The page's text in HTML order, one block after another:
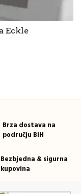
Eckle
Brza dostava na
području BiH
Bezbjedna & sigurna
kupovina